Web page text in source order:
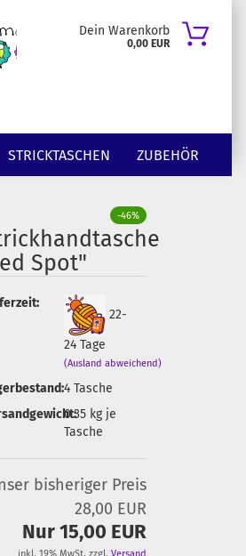
Dein Warenkorb
0,00 EUR
STRICKTASCHEN ZUBEHÖR
-46%
Spot"
22-
24 Tage
(Ausland abweichend)
4 Tasche
0.35kg je
Tasche
bisheriger Preis
28,00 EUR
Nur 15,00 EUR